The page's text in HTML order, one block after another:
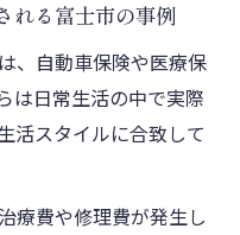
れる富士市の事例
、自動車保険や医療保
は日常生活の中で実際
活スタイルに合致して
療費や修理費が発生し